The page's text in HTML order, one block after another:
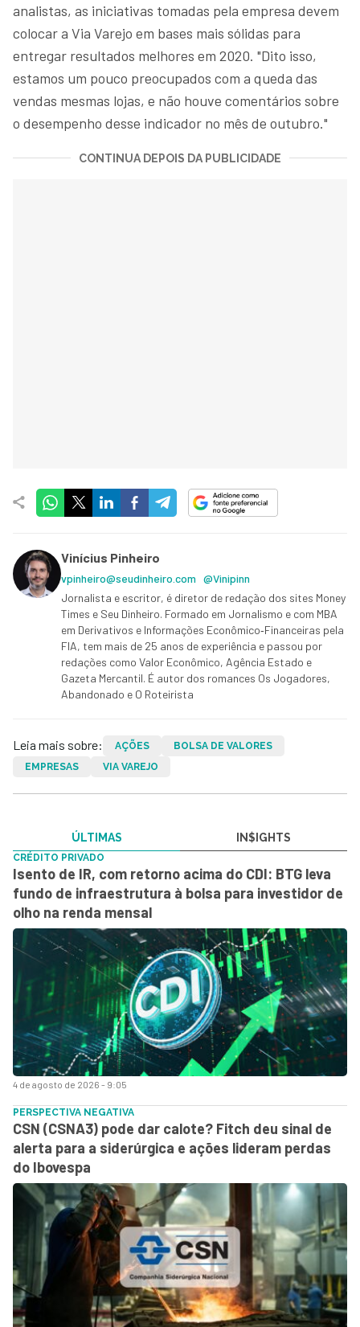
analistas, as iniciativas tomadas pela empresa devem
colocar a Via Varejo em bases mais sólidas para
entregar resultados melhores em 2020. "Dito isso,
estamos um pouco preocupados com a queda das
vendas mesmas lojas, e não houve comentários sobre
o desempenho desse indicador no mês de outubro."
CONTINUA DEPOIS DA PUBLICIDADE
Vinícius Pinheiro
vpinheiro@seudinheiro.com @Vinipinn
Jornalista e escritor, é diretor de redação dos sites Money
Times e Seu Dinheiro. Formado em Jornalismo e com MBA
em Derivativos e Informações Econômico‑Financeiras pela
FIA, tem mais de 25 anos de experiência e passou por
redações como Valor Econômico, Agência Estado e
Gazeta Mercantil. É autor dos romances Os Jogadores,
Abandonado e O Roteirista
Leia mais sobre: AÇÕES
BOLSA DE VALORES
EMPRESAS
VIA VAREJO
ÚLTIMAS IN$IGHTS
4 de agosto de 2026 - 9:05
CRÉDITO PRIVADO
Isento de IR, com retorno acima do CDI: BTG leva
fundo de infraestrutura à bolsa para investidor de
olho na renda mensal
PERSPECTIVA NEGATIVA
CSN (CSNA3) pode dar calote? Fitch deu sinal de
alerta para a siderúrgica e ações lideram perdas
do Ibovespa